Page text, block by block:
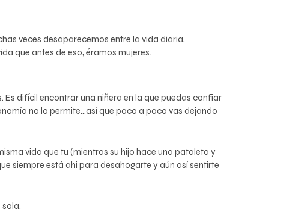
veces desaparecemos entre la vida diaria,
que antes de eso, éramos mujeres.
difícil encontrar una niñera en la que puedas confiar
no lo permite…así que poco a poco vas dejando
vida que tu (mientras su hijo hace una pataleta y
siempre está ahi para desahogarte y aún así sentirte
sola.